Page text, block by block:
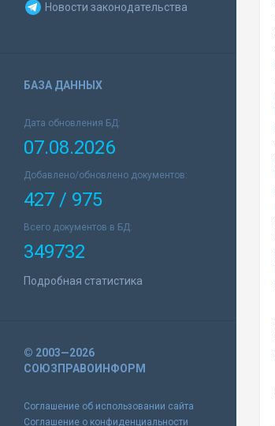
Новости законодательства
БАЗА ДАННЫХ
Дата обновления БД:
07.08.2026
Добавлено/обновлено документов:
427 / 975
Всего документов в БД:
349732
Подробная статистика
© 2003—2026
СОЮЗПРАВОИНФОРМ
Соглашение об использовании сайта
Соглашение о конфиденциальности